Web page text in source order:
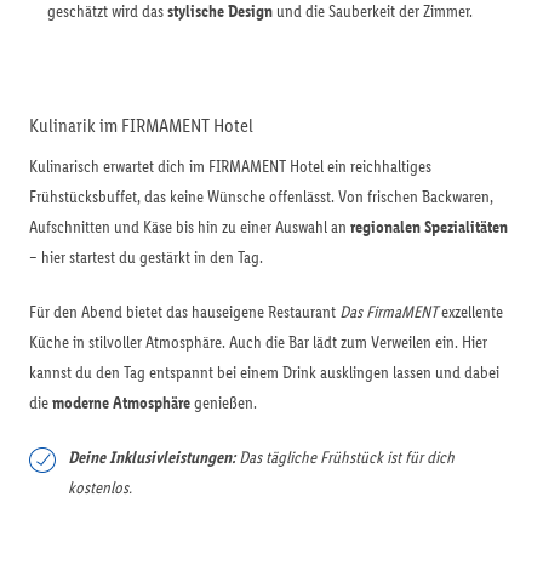
geschätzt wird dasstylische Design und die Sauberkeit der Zimmer.
Kulinarik im FIRMAMENT Hotel
Kulinarisch erwartet dich im FIRMAMENT Hotel ein reichhaltiges
Frühstücksbuffet, das keine Wünsche offenlässt. Von frischen Backwaren,
Aufschnitten und Käse bis hin zu einer Auswahl an regionalen Spezialitäten
– hier startest du gestärkt in den Tag.
Für den Abend bietet das hauseigene Restaurant Das FirmaMENTexzellente
Küche in stilvoller Atmosphäre. Auch die Bar lädt zum Verweilen ein. Hier
kannst du den Tag entspannt bei einem Drink ausklingen lassen und dabei
diemoderne Atmosphäregenießen.
Deine Inklusivleistungen:Das tägliche Frühstück ist für dich
kostenlos.